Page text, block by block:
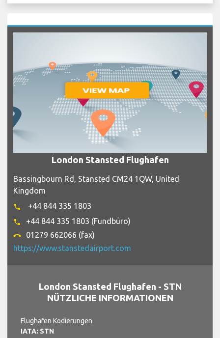
London Stansted Flughafen
Bassingbourn Rd, Stansted CM24 1QW, United
Kingdom
phone +44 844 335 1803
phone +44 844 335 1803 (Fundbüro)
call_end
01279 662066 (fax)
https://www.stanstedairport.com
London Stansted Flughafen - STN
NÜTZLICHE INFORMATIONEN
Flughafen Kodierungen
IATA: STN